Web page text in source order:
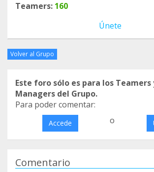
Teamers: 160
Únete
Volver al Grupo
Este foro sólo es para los
Managers del Grupo.
Para poder comentar:
Accede o
Comentario